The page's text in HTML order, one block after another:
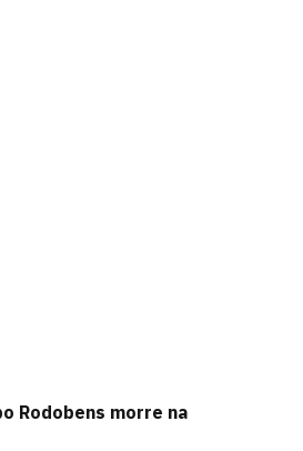
Rodobens morre na